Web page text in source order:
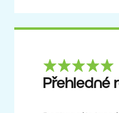
pokročilejší
Ron
Přehledné